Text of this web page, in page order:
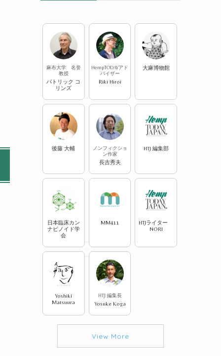
麻布大学 名誉
教授
パトリック コ
リンズ
HempTODAYアド
バイザー
Riki Hiroi
大麻博物館
後藤 大輔
ノンフィクショ
ン作家
長吉秀夫
HTJ 編集部
日本臨床カン
ナビノイド学
会
MM411
HTJライター
NORI
Yoshiki
Matsuura
HTJ 編集長
Yosuke Koga
View More